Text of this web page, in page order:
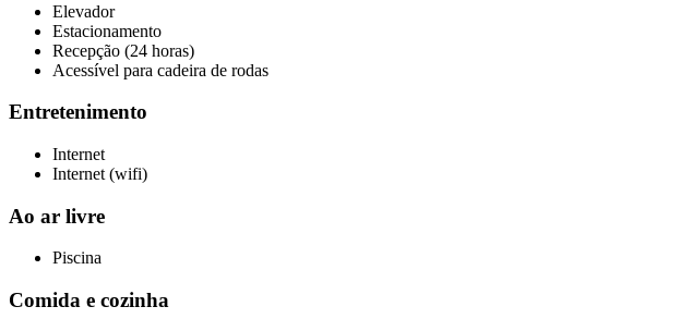
Elevador
Estacionamento
Recepção (24 horas)
Acessível para cadeira de rodas
Entretenimento
Internet
Internet (wifi)
Ao ar livre
Piscina
Comida e cozinha